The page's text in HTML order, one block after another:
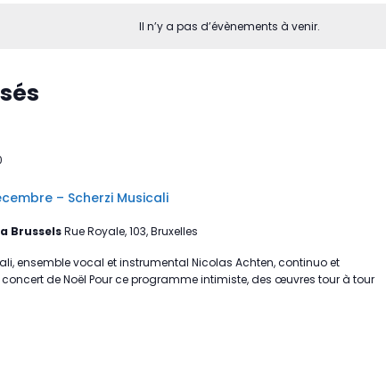
Il n’y a pas d’évènements à venir.
– Scherzi Musicali
BrusselsRue Royale, 103, Bruxelles
ensemble vocal et instrumental Nicolas Achten, continuo et
de Noël Pour ce programme intimiste, des œuvres tour à tour